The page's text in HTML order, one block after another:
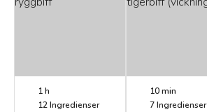
1 h
12Ingredienser
10 min
7Ingredienser